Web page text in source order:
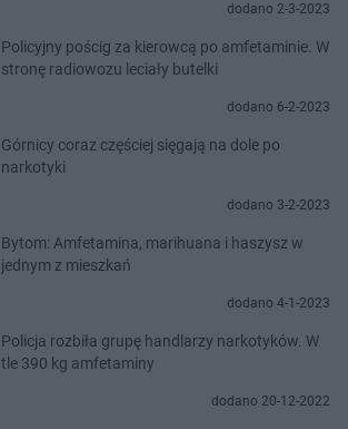
dodano 2-3-2023
Policyjny pościg za kierowcą po amfetaminie. W
stronę radiowozu leciały butelki
dodano 6-2-2023
Górnicy coraz częściej sięgają na dole po
narkotyki
dodano 3-2-2023
Bytom: Amfetamina, marihuana i haszysz w
jednym z mieszkań
dodano 4-1-2023
Policja rozbiła grupę handlarzy narkotyków. W
tle 390 kg amfetaminy
dodano 20-12-2022